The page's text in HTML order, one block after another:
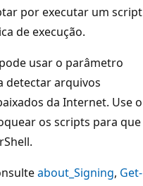
por executar um script
de execução.
usar o parâmetro
detectar arquivos
da Internet. Use o
os scripts para que
about_Signing, Get-